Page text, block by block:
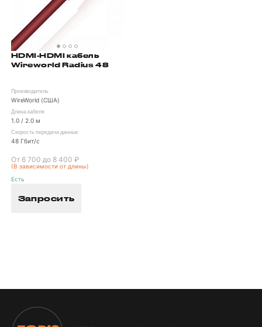
HDMI-HDMI кабель
Wireworld Radius 48
Производитель
WireWorld (США)
Длина кабеля
1.0 / 2.0 м
Скорость передачи данных
48 Гбит/с
От 6 700 до 8 400 ₽
(В зависимости от длины)
Есть
Запросить